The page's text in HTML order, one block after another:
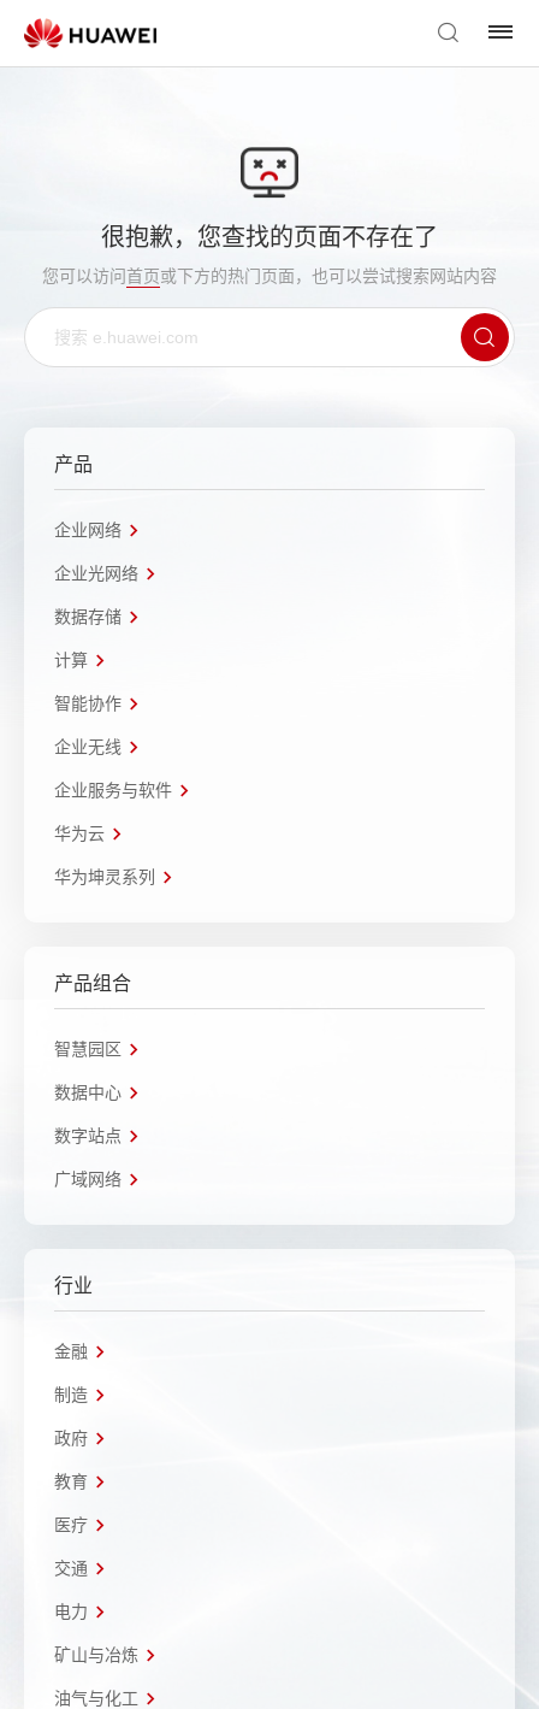
很抱歉，您查找的页面不存在了
您可以访问首页或下方的热门页面，也可以尝试搜索网站内容
产品
企业网络
企业光网络
数据存储
计算
智能协作
企业无线
企业服务与软件
华为云
华为坤灵系列
产品组合
智慧园区
数据中心
数字站点
广域网络
行业
金融
制造
政府
教育
医疗
交通
电力
矿山与冶炼
油气与化工